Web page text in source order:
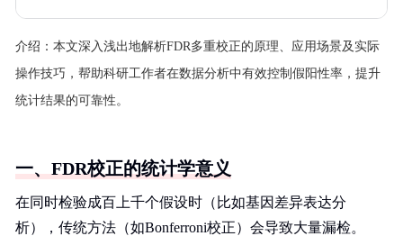
介绍： 本文深入浅出地解析FDR多重校正的原理、应用场景及实际
操作技巧，帮助科研工作者在数据分析中有效控制假阳性率，提升
统计结果的可靠性。
一、FDR校正的统计学意义
在同时检验成百上千个假设时（比如基因差异表达分
析），传统方法（如Bonferroni校正）会导致大量漏检。